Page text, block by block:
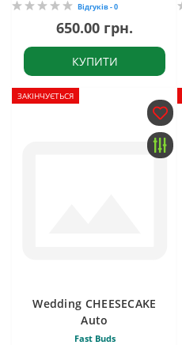
Відгуків - 0
650.00 грн.
КУПИТИ
ЗАКІНЧУЄТЬСЯ
Wedding CHEESECAKE
Auto
Fast Buds